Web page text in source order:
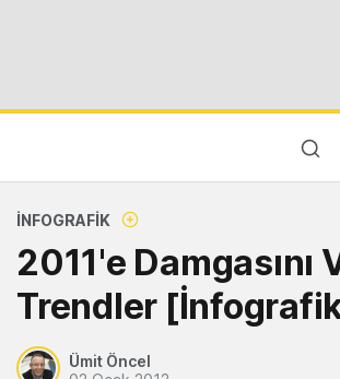
İNFOGRAFIK
2011'e Damgasını
Trendler
Ümit Öncel